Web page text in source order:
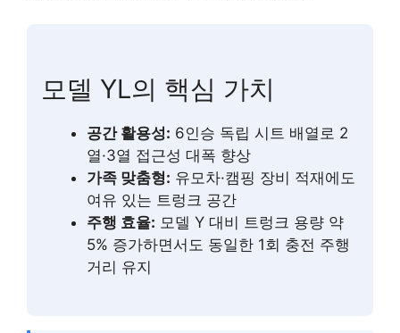
모델 YL의 핵심 가치
공간 활용성: 6인승 독립 시트 배열로 2
열·3열 접근성 대폭 향상
가족 맞춤형: 유모차·캠핑 장비 적재에도
여유 있는 트렁크 공간
주행 효율: 모델 Y 대비 트렁크 용량 약
5% 증가하면서도 동일한 1회 충전 주행
거리 유지